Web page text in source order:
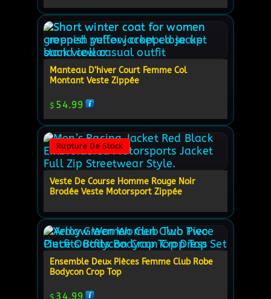
Manteau D’hiver Court Femme Col
Montant Veste Zippée
$ 54.99
Rupture De Stock
Veste De Course Homme Rouge Noir
Brodée Veste Motorsport Zippée
Ensemble Deux Pièces Femme Club Robe
Bodycon Crop Top
$ 34.99